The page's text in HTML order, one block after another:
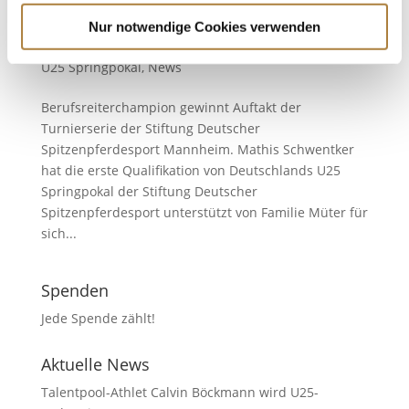
Nur notwendige Cookies verwenden
Schwentker in Mannheim
vonInsa Strothmann|09. Mai 2017|Deutschlands
U25 Springpokal,News
Berufsreiterchampion gewinnt Auftakt der
Turnierserie der Stiftung Deutscher
Spitzenpferdesport Mannheim. Mathis Schwentker
hat die erste Qualifikation von Deutschlands U25
Springpokal der Stiftung Deutscher
Spitzenpferdesport unterstützt von Familie Müter für
sich...
Spenden
Jede Spende zählt!
Aktuelle News
Talentpool-Athlet Calvin Böckmann wird U25-